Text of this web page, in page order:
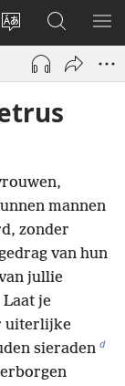
Taal
site
wijzigen
Zoeken
op
JW.ORG
mannen
zonder
van hun
jullie
Laat je
uiterlijke
sieraden d